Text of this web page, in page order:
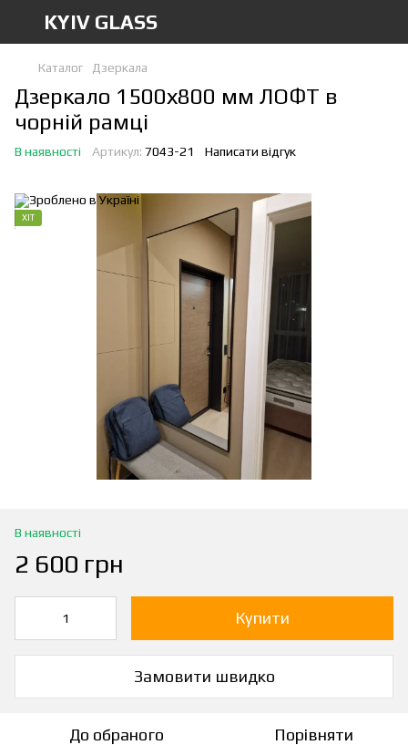
KYIV GLASS
Каталог Дзеркала
Дзеркало 1500х800 мм ЛОФТ в
чорній рамці
В наявності Артикул: 7043-21 Написати відгук
ХІТ
В наявності
2 600 грн
Купити
Замовити швидко
До обраного Порівняти